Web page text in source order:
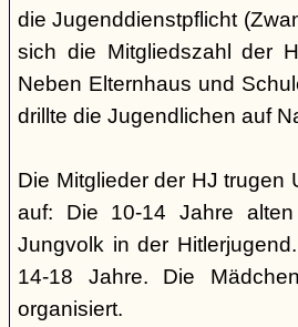
die Jugenddienstpflicht
sich die Mitgliedszahl der
Neben Elternhaus und
drillte die Jugendlichen auf
Die Mitglieder der HJ trugen
auf: Die 10-14 Jahre
Jungvolk in der
14-18 Jahre. Die
organisiert.